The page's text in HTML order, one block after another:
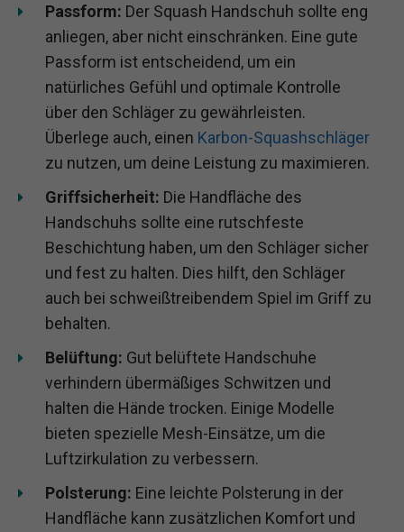
Passform: Der Squash Handschuh sollte eng
anliegen, aber nicht einschränken. Eine gute
Passform ist entscheidend, um ein
natürliches Gefühl und optimale Kontrolle
über den Schläger zu gewährleisten.
Überlege auch, einen Karbon-Squashschläger
zu nutzen, um deine Leistung zu maximieren.
Griffsicherheit: Die Handfläche des
Handschuhs sollte eine rutschfeste
Beschichtung haben, um den Schläger sicher
und fest zu halten. Dies hilft, den Schläger
auch bei schweißtreibendem Spiel im Griff zu
behalten.
Belüftung: Gut belüftete Handschuhe
verhindern übermäßiges Schwitzen und
halten die Hände trocken. Einige Modelle
bieten spezielle Mesh-Einsätze, um die
Luftzirkulation zu verbessern.
Polsterung: Eine leichte Polsterung in der
Handfläche kann zusätzlichen Komfort und